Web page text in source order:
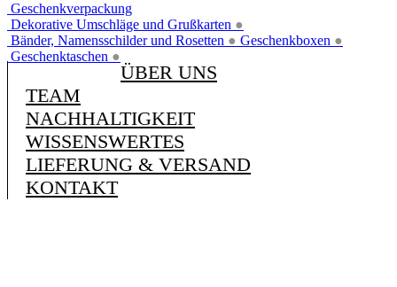
Geschenkverpackung
Dekorative Umschläge und Grußkarten ●
Bänder, Namensschilder und Rosetten ● Geschenkboxen ●
Geschenktaschen ●
ÜBER UNS
TEAM
NACHHALTIGKEIT
WISSENSWERTES
LIEFERUNG & VERSAND
KONTAKT